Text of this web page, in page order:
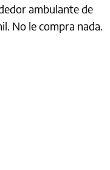
ambulante de
No le compra nada.